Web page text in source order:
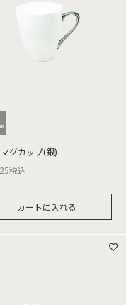
グカップ(銀)
税込
カートに入れる